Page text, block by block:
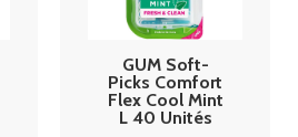
GUM Soft-
Picks Comfort
Flex Cool Mint
L 40 Unités